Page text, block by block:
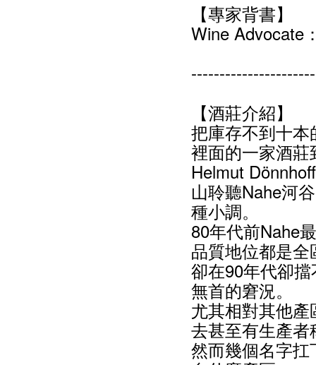
【專家背書】
Wine Advocate
【酒莊介紹】
把庫存不到十
裡面的一家酒
Helmut
山聆聽Nahe河
種小調。
80年代前Nahe
品質地位都是
卻在90年代卻
無首的窘況。
尤其相對其他
去甚至有生產
然而幾個名字